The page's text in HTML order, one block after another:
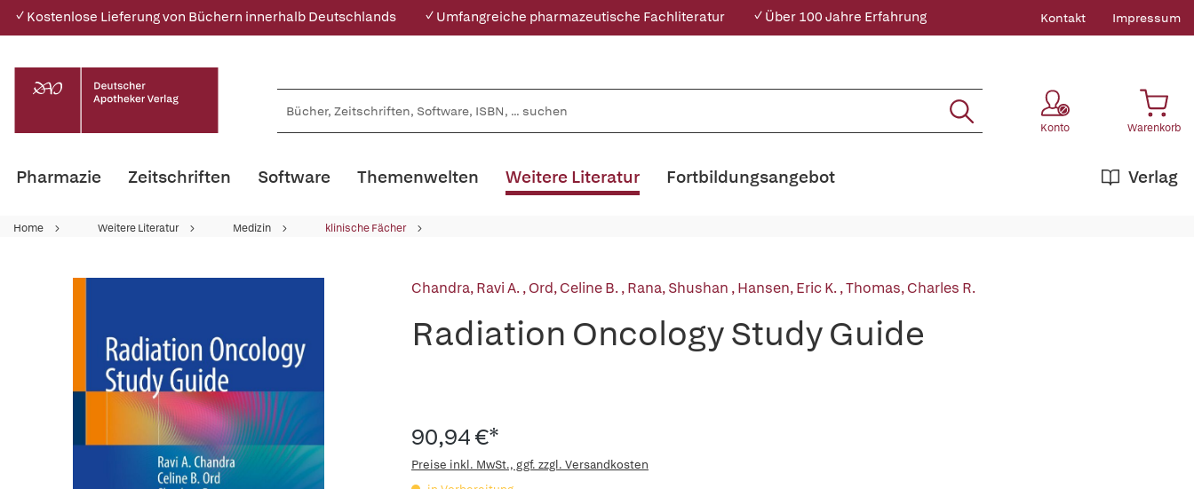
✓ Kostenlose Lieferung von Büchern innerhalb Deutschlands ✓ Umfangreiche pharmazeutische Fachliteratur ✓ Über 100 Jahre Erfahrung Kontakt Impressum
Konto Warenkorb
Pharmazie Zeitschriften Software Themenwelten Weitere Literatur Verlag
Fortbildungsangebot
Home Weitere Literatur Medizin klinische Fächer
Chandra, Ravi A.,Ord, Celine B.,Rana, Shushan ,Hansen, Eric K.,Thomas, Charles R.
Radiation Oncology Study Guide
90,94 €*
Preise inkl. MwSt., ggf. zzgl. Versandkosten